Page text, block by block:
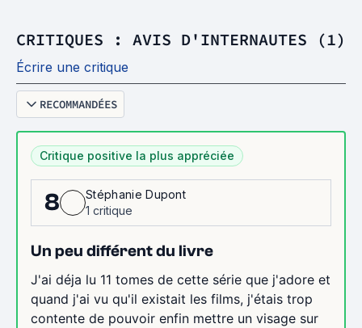
CRITIQUES : AVIS D'INTERNAUTES (1)
Écrire une critique
RECOMMANDÉES
Critique positive la plus appréciée
8
Stéphanie Dupont
1 critique
Un peu différent du livre
J'ai déja lu 11 tomes de cette série que j'adore et
quand j'ai vu qu'il existait les films, j'étais trop
contente de pouvoir enfin mettre un visage sur